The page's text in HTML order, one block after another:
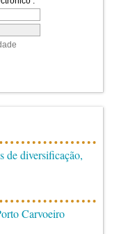
de diversificação,
Carvoeiro